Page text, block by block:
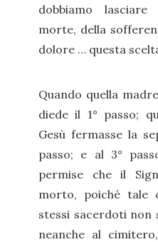
dobbiamo
morte, della
dolore … questa
Quando quella
diede il 1° passo;
Gesù fermasse la
passo; e al 3°
permise che il
morto, poiché tale
stessi sacerdoti non
neanche al